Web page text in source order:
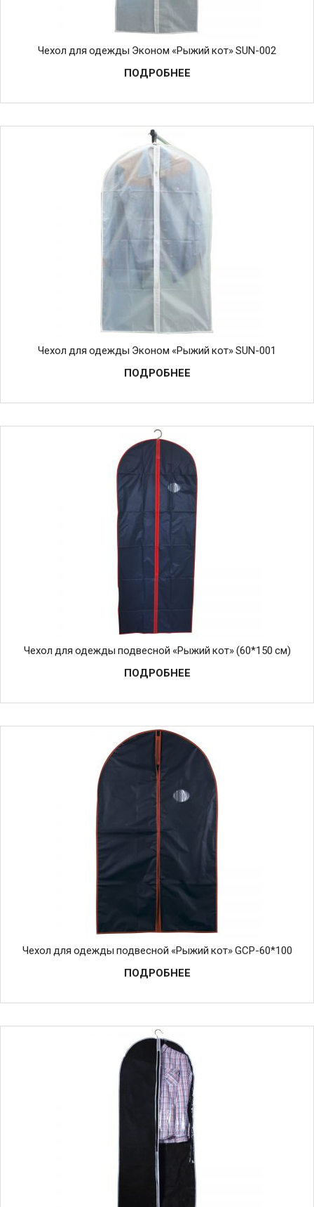
Чехол для одежды Эконом «Рыжий кот» SUN-002
ПОДРОБНЕЕ
Чехол для одежды Эконом «Рыжий кот» SUN-001
ПОДРОБНЕЕ
Чехол для одежды подвесной «Рыжий кот» (60*150 см)
ПОДРОБНЕЕ
Чехол для одежды подвесной «Рыжий кот» GCP-60*100
ПОДРОБНЕЕ